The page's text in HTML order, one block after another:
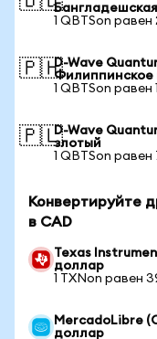
1 QBTSon равен
🇵🇭D-Wave
Филиппинское
1 QBTSon равен
🇵🇱D-Wave
злотый
1 QBTSon равен
Конвертируйте
в CAD
Texas
доллар
1 TXNon равен
MercadoLibre
доллар